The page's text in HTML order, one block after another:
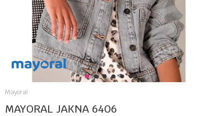
1 2 3 4 5 6
Mayoral
MAYORAL JAKNA 6406